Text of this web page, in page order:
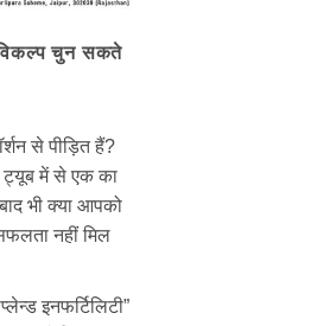
विकल्प चुन सकते
से पीड़ित हैं?
ट्यूब में से एक का
भी क्या आपको
नहीं मिल
इनफर्टिलिटी”